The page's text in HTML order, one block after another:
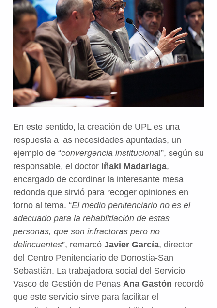
En este sentido, la creación de UPL es una
respuesta a las necesidades apuntadas, un
ejemplo de “convergencia institucional”, según su
responsable, el doctor Iñaki Madariaga,
encargado de coordinar la interesante mesa
redonda que sirvió para recoger opiniones en
torno al tema. “El medio penitenciario no es el
adecuado para la rehabiltiación de estas
personas, que son infractoras pero no
delincuentes”, remarcó Javier García, director
del Centro Penitenciario de Donostia-San
Sebastián. La trabajadora social del Servicio
Vasco de Gestión de Penas Ana Gastón recordó
que este servicio sirve para facilitar el